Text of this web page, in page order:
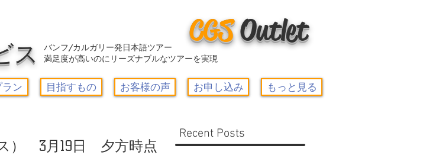
ス
CGSOutlet
バンフ/カルガリー発日本語ツアー
満足度が高いのにリーズナブルなツアーを実現
ン 目指すもの お客様の声 お申し込み もっと見る
） 3月19日 夕方時点
Recent Posts